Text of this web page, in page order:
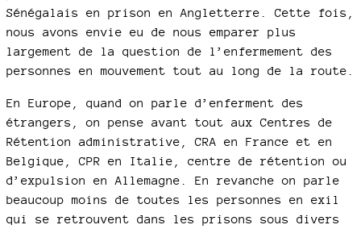
Sénégalais en prison en Angletterre. Cette fois,
nous avons envie eu de nous emparer plus
largement de la question de l’enfermement des
personnes en mouvement tout au long de la route.
En Europe, quand on parle d’enferment des
étrangers, on pense avant tout aux Centres de
Rétention administrative, CRA en France et en
Belgique, CPR en Italie, centre de rétention ou
d’expulsion en Allemagne. En revanche on parle
beaucoup moins de toutes les personnes en exil
qui se retrouvent dans les prisons sous divers